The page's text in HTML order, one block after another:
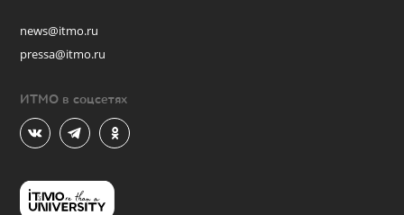
news@itmo.ru
pressa@itmo.ru
ИТМО в соцсетях